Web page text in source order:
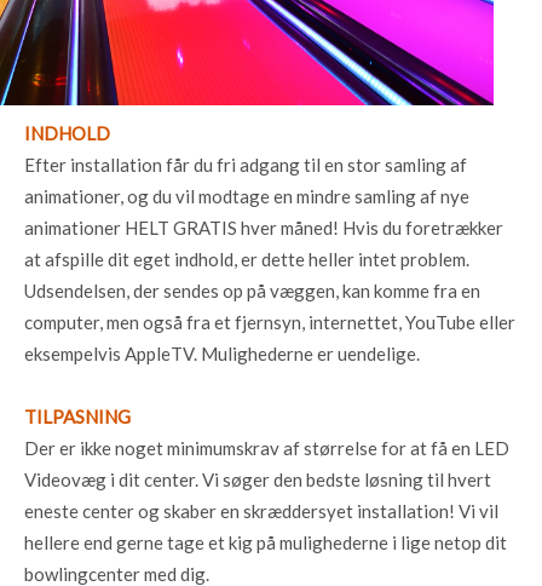
INDHOLD
Efter installation får du fri adgang til en stor samling af
animationer, og du vil modtage en mindre samling af nye
animationer HELT GRATIS hver måned! Hvis du foretrækker
at afspille dit eget indhold, er dette heller intet problem.
Udsendelsen, der sendes op på væggen, kan komme fra en
computer, men også fra et fjernsyn, internettet, YouTube eller
eksempelvis AppleTV. Mulighederne er uendelige.
TILPASNING
Der er ikke noget minimumskrav af størrelse for at få en LED
Videovæg i dit center. Vi søger den bedste løsning til hvert
eneste center og skaber en skræddersyet installation! Vi vil
hellere end gerne tage et kig på mulighederne i lige netop dit
bowlingcenter med dig.